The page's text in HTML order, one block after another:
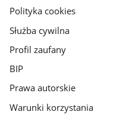
gov.pl
Polityka cookies
Służba cywilna
Profil zaufany
BIP
Prawa autorskie
Warunki korzystania